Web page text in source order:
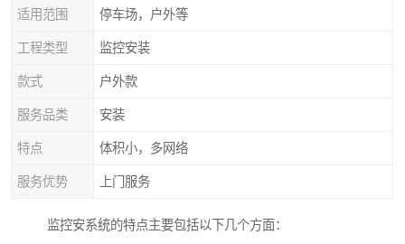
适用范围 停车场，户外等
工程类型 监控安装
款式 户外款
服务品类 安装
特点 体积小，多网络
服务优势 上门服务
监控安系统的特点主要包括以下几个方面：